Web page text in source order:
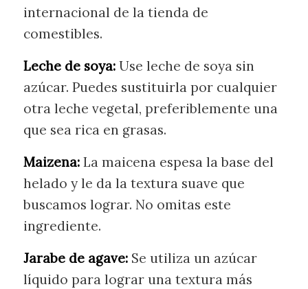
internacional de la tienda de
comestibles.
Leche de soya: Use leche de soya sin
azúcar. Puedes sustituirla por cualquier
otra leche vegetal, preferiblemente una
que sea rica en grasas.
Maizena:La maicena espesa la base del
helado y le da la textura suave que
buscamos lograr. No omitas este
ingrediente.
Jarabe de agave: Se utiliza un azúcar
líquido para lograr una textura más